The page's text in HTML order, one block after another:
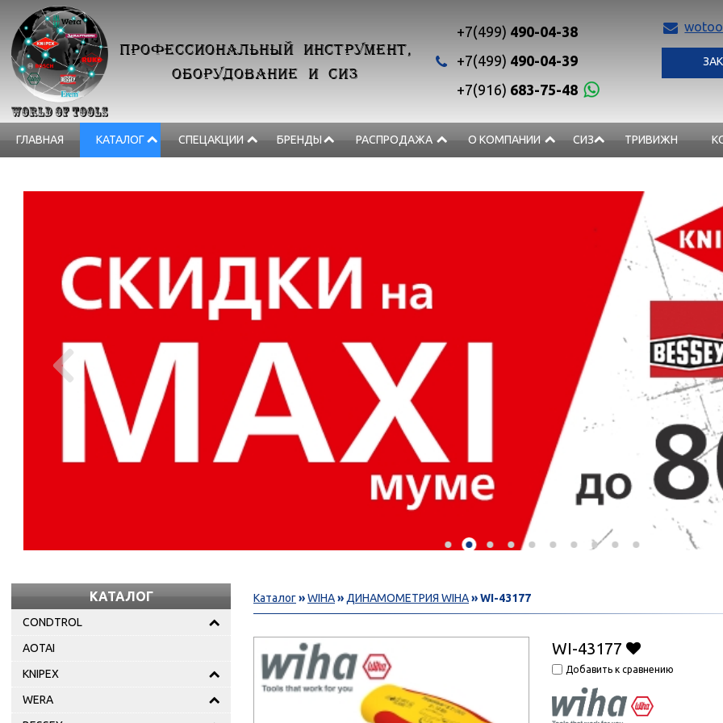
ПРОФЕССИОНАЛЬНЫЙ ИНСТРУМЕНТ,
ОБОРУДОВАНИЕ И СИЗ
+7(499) 490-04-38
+7(499) 490-04-39
+7(916) 683-75-48
ГЛАВНАЯ КАТАЛОГ СПЕЦАКЦИИ БРЕНДЫ РАСПРОДАЖА О КОМПАНИИ СИЗ ТРИВИЖН

КАТАЛОГ
CONDTROL
AOTAI
KNIPEX
WERA
Каталог»WIHA»ДИНАМОМЕТРИЯ WIHA» WI-43177
WI-43177
Добавить к сравнению